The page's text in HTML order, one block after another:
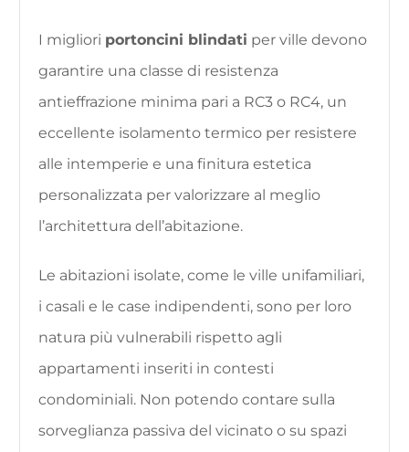
I migliori portoncini blindati per ville devono
garantire una classe di resistenza
antieffrazione minima pari a RC3 o RC4, un
eccellente isolamento termico per resistere
alle intemperie e una finitura estetica
personalizzata per valorizzare al meglio
l’architettura dell’abitazione.
Le abitazioni isolate, come le ville unifamiliari,
i casali e le case indipendenti, sono per loro
natura più vulnerabili rispetto agli
appartamenti inseriti in contesti
condominiali. Non potendo contare sulla
sorveglianza passiva del vicinato o su spazi